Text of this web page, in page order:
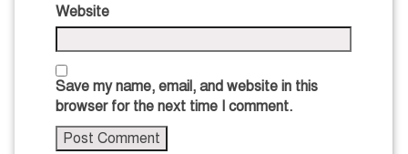
Website
Save my name, email, and website in this
browser for the next time I comment.